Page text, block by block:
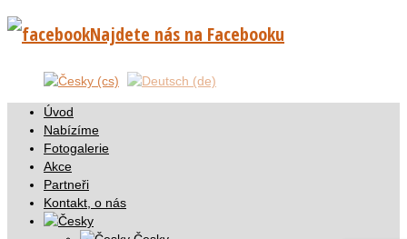
Najdete nás na Facebooku
Úvod
Nabízíme
Fotogalerie
Akce
Partneři
Kontakt, o nás